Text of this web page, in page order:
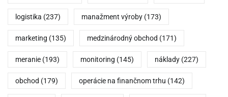
logistika (237) manažment výroby (173)
marketing (135) medzinárodný obchod (171)
meranie (193) monitoring (145) náklady (227)
obchod (179) operácie na finančnom trhu (142)